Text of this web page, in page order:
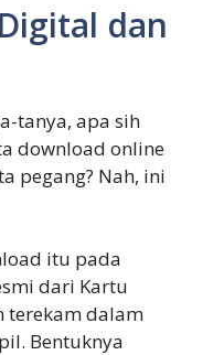
dan
tanya, apa sih
download online
pegang? Nah, ini
itu pada
dari Kartu
terekam dalam
Bentuknya